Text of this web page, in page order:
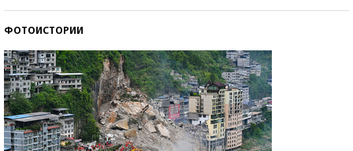
ФОТОИСТОРИИ